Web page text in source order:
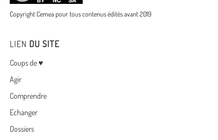
Copyright Cemea pour tous contenus édités avant 2019
LIEN DU SITE
Menu
Coups de ♥
Agir
Comprendre
Echanger
Dossiers